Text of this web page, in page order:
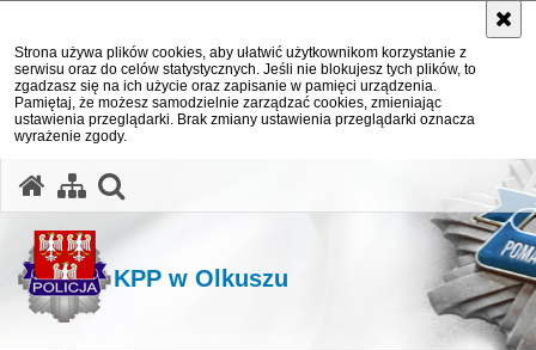
Strona używa plików cookies, aby ułatwić użytkownikom korzystanie z
serwisu oraz do celów statystycznych. Jeśli nie blokujesz tych plików, to
zgadzasz się na ich użycie oraz zapisanie w pamięci urządzenia.
Pamiętaj, że możesz samodzielnie zarządzać cookies, zmieniając
ustawienia przeglądarki. Brak zmiany ustawienia przeglądarki oznacza
wyrażenie zgody.
KPP w Olkuszu